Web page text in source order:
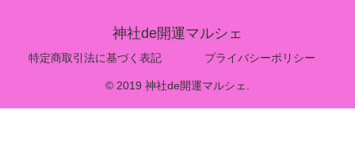
神社de開運マルシェ
特定商取引法に基づく表記 プライバシーポリシー
© 2019 神社de開運マルシェ.